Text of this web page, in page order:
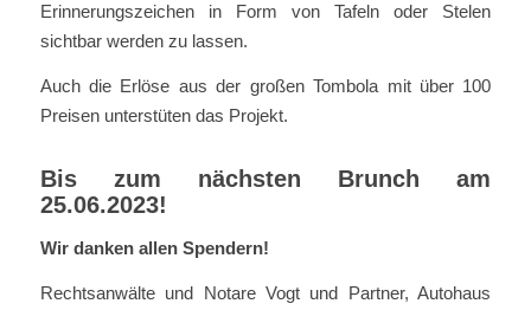
Erinnerungszeichen in Form von Tafeln oder Stelen
sichtbar werden zu lassen.
Auch die Erlöse aus der großen Tombola mit über 100
Preisen unterstüten das Projekt.
Bis zum nächsten Brunch am
25.06.2023!
Wir danken allen Spendern!
Rechtsanwälte und Notare Vogt und Partner, Autohaus